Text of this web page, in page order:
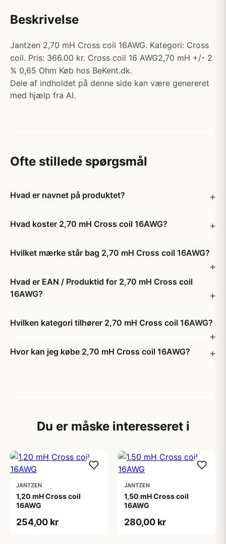
Beskrivelse
Jantzen 2,70 mH Cross coil 16AWG. Kategori: Cross
coil. Pris: 366.00 kr. Cross coil 16 AWG2,70 mH +/- 2
% 0,65 Ohm Køb hos BeKent.dk.
Dele af indholdet på denne side kan være genereret
med hjælp fra AI.
Ofte stillede spørgsmål
Hvad er navnet på produktet?
Hvad koster 2,70 mH Cross coil 16AWG?
Hvilket mærke står bag 2,70 mH Cross coil 16AWG?
Hvad er EAN / Produktid for 2,70 mH Cross coil
16AWG?
Hvilken kategori tilhører 2,70 mH Cross coil 16AWG?
Hvor kan jeg købe 2,70 mH Cross coil 16AWG?
Du er måske interesseret i
JANTZEN
1,20 mH Cross coil
16AWG
254,00 kr
JANTZEN
1,50 mH Cross coil
16AWG
280,00 kr